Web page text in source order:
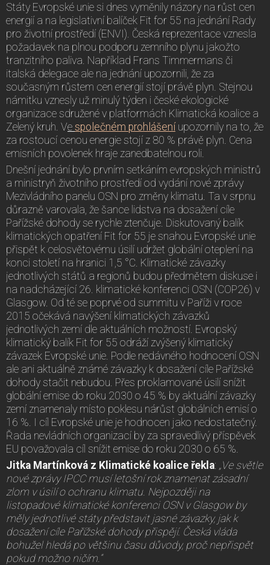
Státy Evropské unie si dnes vyměnily názory na růst cen
energií a na legislativní balíček Fit for 55 na jednání Rady
pro životní prostředí (ENVI). Česká reprezentace vznesla
požadavek na plnou podporu zemního plynu jakožto
tranzitního paliva. Například Frans Timmermans či
italská delegace ale na jednání upozornili, že za
současným růstem cen energií stojí právě plyn. Stejnou
námitku vznesly už minulý týden i české ekologické
organizace sdružené v platformách Klimatická koalice a
Zelený kruh. Ve společném prohlášeníupozornily na to, že
za rostoucí cenou energie stojí z 80 % právě plyn. Cena
emisních povolenek hraje zanedbatelnou roli.
Dnešní jednání bylo prvním setkáním evropských ministrů
a ministryň životního prostředí od vydání nové zprávy
Mezivládního panelu OSN pro změny klimatu. Ta v srpnu
důrazně varovala, že šance lidstva na dosažení cíle
Pařížské dohody se rychle ztenčuje. Diskutovaný balík
klimatických opatření Fit for 55 je snahou Evropské unie
přispět k celosvětovému úsilí udržet globální oteplení na
konci století na hranici 1,5 °C. Klimatické závazky
jednotlivých států a regionů budou předmětem diskuse i
na nadcházející 26. klimatické konferenci OSN (COP26) v
Glasgow. Od té se poprvé od summitu v Paříži v roce
2015 očekává navýšení klimatických závazků
jednotlivých zemí dle aktuálních možností. Evropský
klimatický balík Fit for 55 odráží zvýšený klimatický
závazek Evropské unie. Podle nedávného hodnocení OSN
ale ani aktuálně známé závazky k dosažení cíle Pařížské
dohody stačit nebudou. Přes proklamované úsilí snížit
globální emise do roku 2030 o 45 % by aktuální závazky
zemí znamenaly místo poklesu nárůst globálních emisí o
16 %. I cíl Evropské unie je hodnocen jako nedostatečný.
Řada nevládních organizací by za spravedlivý příspěvek
EU považovala cíl snížit emise do roku 2030 o 65 %.
Jitka Martínková z Klimatické koalice řekla: „Ve světle
nové zprávy IPCC musí letošní rok znamenat zásadní
zlom v úsilí o ochranu klimatu. Nejpozději na
listopadové klimatické konferenci OSN v Glasgow by
měly jednotlivé státy představit jasné závazky, jak k
dosažení cíle Pařížské dohody přispějí. Česká vláda
bohužel hledá po většinu času důvody, proč nepřispět
pokud možno ničím.“